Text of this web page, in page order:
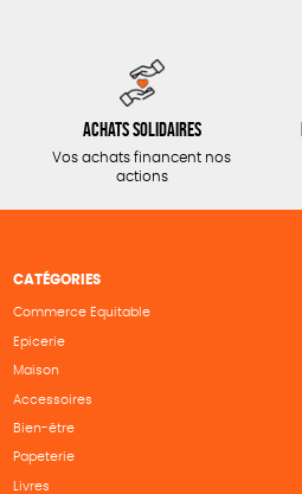
Achats solidaires
Vos achats financent nos
actions
CATÉGORIES
Commerce Equitable
Epicerie
Maison
Accessoires
Bien-être
Papeterie
Livres